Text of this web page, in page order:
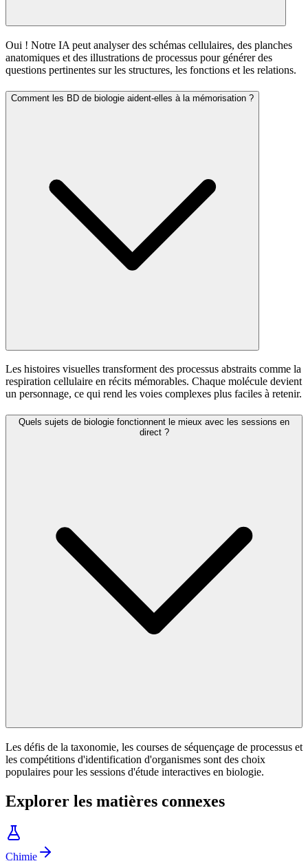
Oui ! Notre IA peut analyser des schémas cellulaires, des planches
anatomiques et des illustrations de processus pour générer des
questions pertinentes sur les structures, les fonctions et les relations.
Comment les BD de biologie aident-elles à la mémorisation ?
Les histoires visuelles transforment des processus abstraits comme la
respiration cellulaire en récits mémorables. Chaque molécule devient
un personnage, ce qui rend les voies complexes plus faciles à retenir.
Quels sujets de biologie fonctionnent le mieux avec les sessions en
direct ?
Les défis de la taxonomie, les courses de séquençage de processus et
les compétitions d'identification d'organismes sont des choix
populaires pour les sessions d'étude interactives en biologie.
Explorer les matières connexes
Chimie